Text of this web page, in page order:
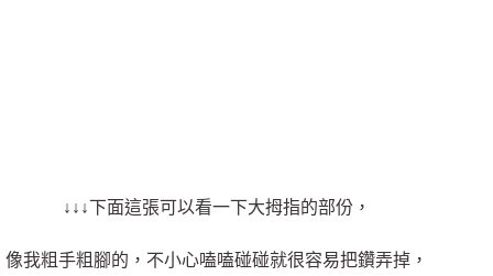
↓↓↓下面這張可以看一下大拇指的部份，
像我粗手粗腳的，不小心嗑嗑碰碰就很容易把鑽弄掉，